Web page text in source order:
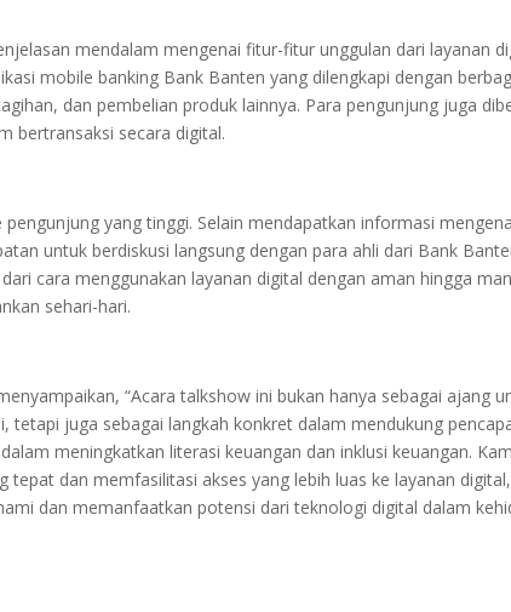
mendalam mengenai fitur-fitur unggulan dari layanan
mobile banking Bank Banten yang dilengkapi dengan
dan pembelian produk lainnya. Para pengunjung juga
bertransaksi secara digital.
yang tinggi. Selain mendapatkan informasi
untuk berdiskusi langsung dengan para ahli dari Bank
cara menggunakan layanan digital dengan aman hingga
sehari-hari.
“Acara talkshow ini bukan hanya sebagai ajang
tetapi juga sebagai langkah konkret dalam mendukung
meningkatkan literasi keuangan dan inklusi keuangan.
tepat dan memfasilitasi akses yang lebih luas ke layanan
dan memanfaatkan potensi dari teknologi digital dalam